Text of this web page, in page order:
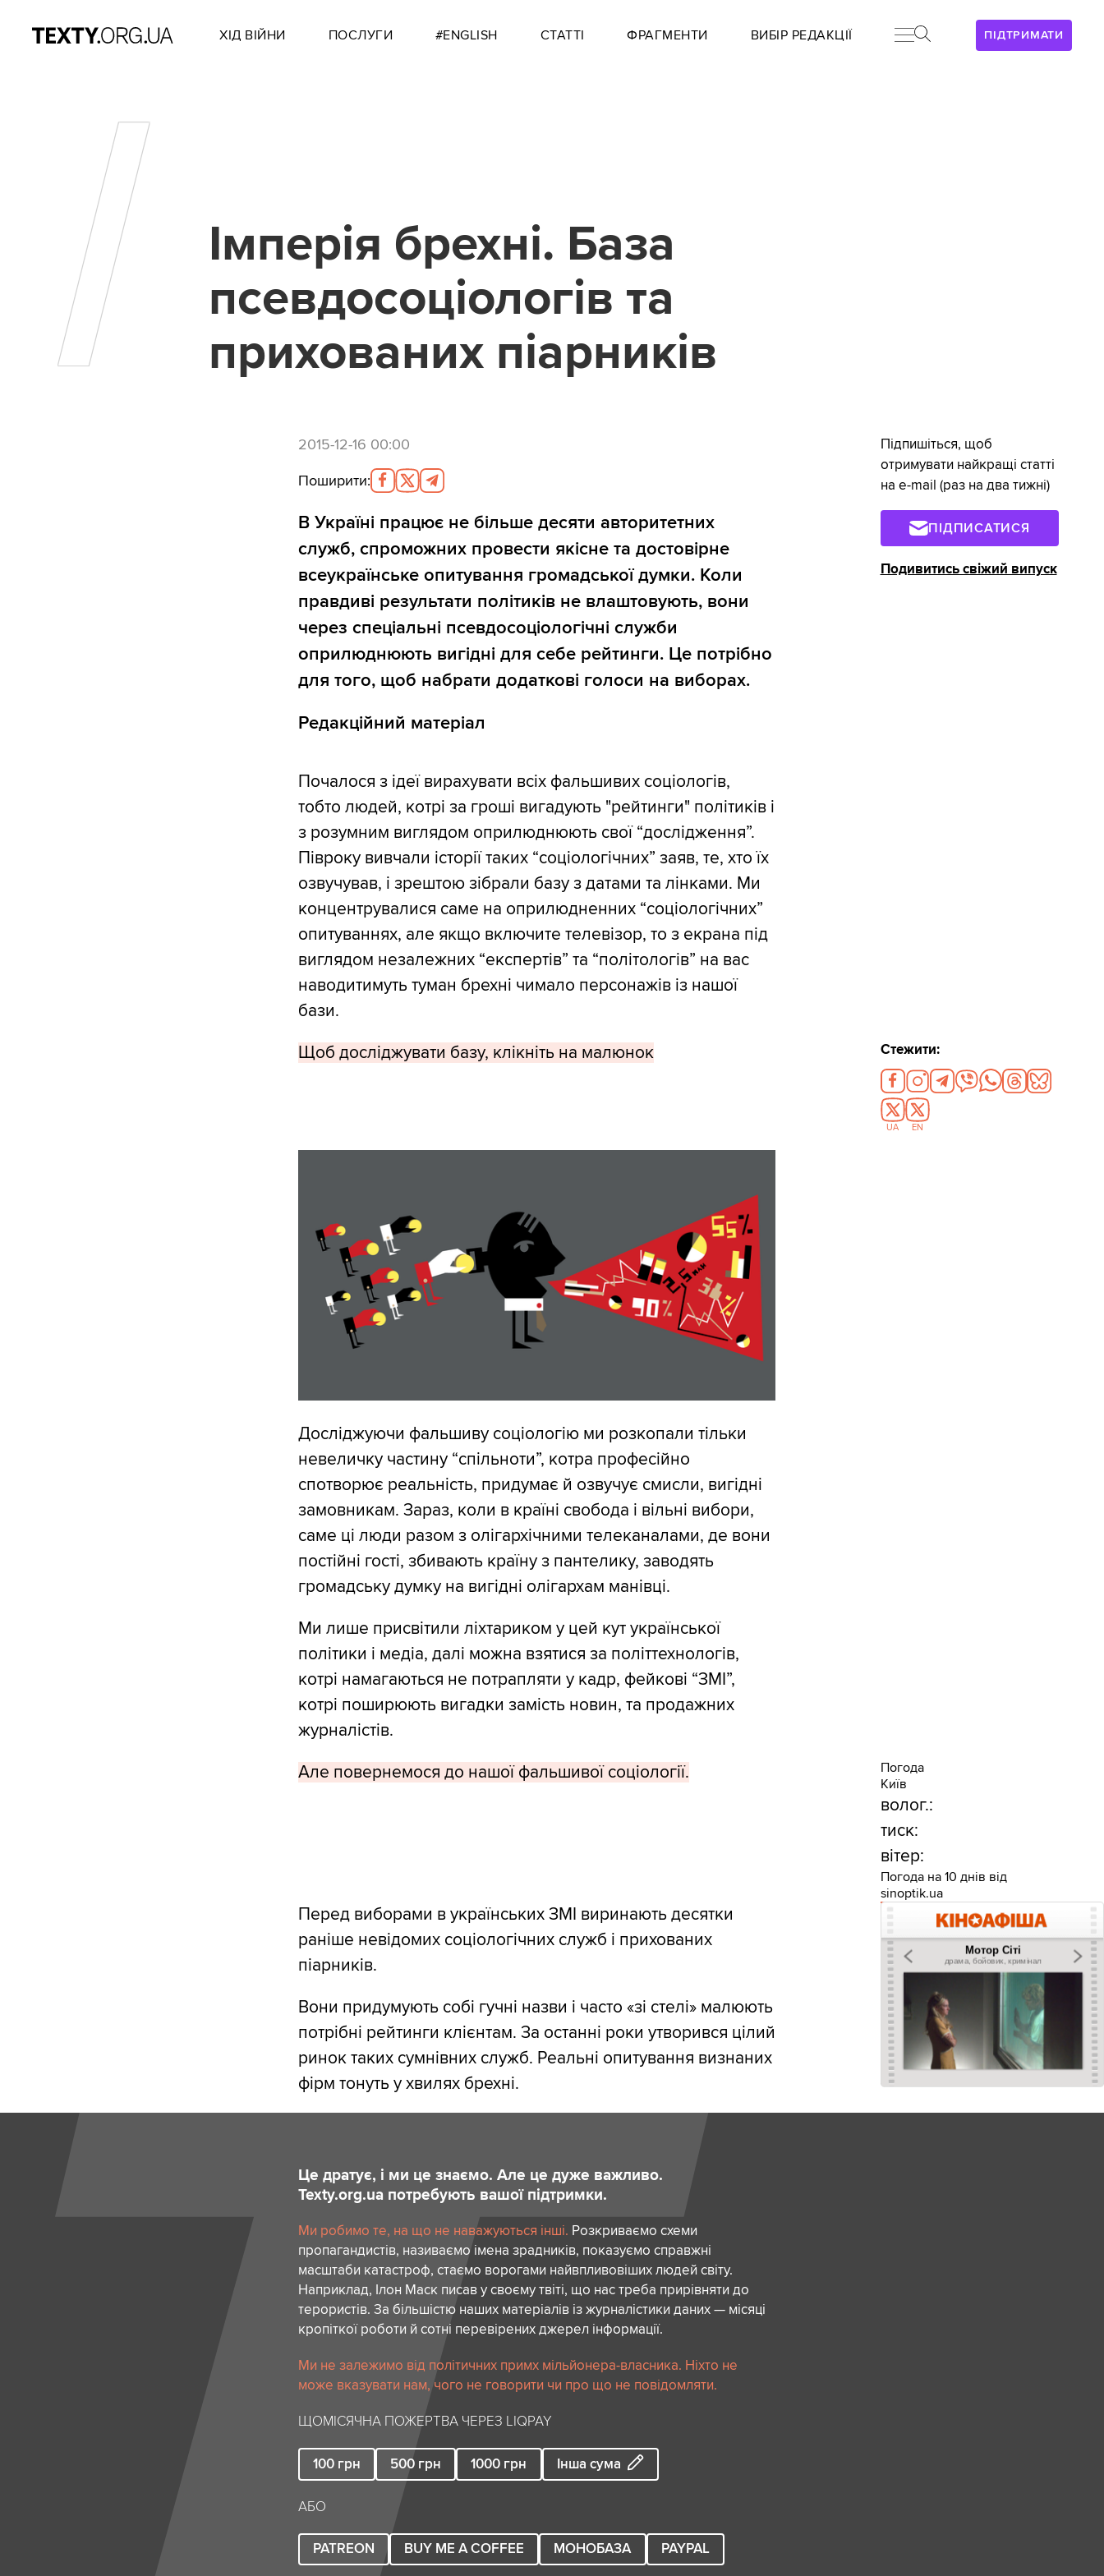
ПІДТРИМАТИ
ХІД ВІЙНИ ПОСЛУГИ #ENGLISH СТАТТІ ФРАГМЕНТИ ВИБІР РЕДАКЦІЇ
І
Імперія брехні. База
псевдосоціологів та
прихованих піарників
2015-12-16 00:00
Поширити:
В Україні працює не більше десяти авторитетних
служб, спроможних провести якісне та достовірне
всеукраїнське опитування громадської думки. Коли
правдиві результати політиків не влаштовують, вони
через спеціальні псевдосоціологічні служби
оприлюднюють вигідні для себе рейтинги. Це потрібно
для того, щоб набрати додаткові голоси на виборах.
Редакційний матеріал
Почалося з ідеї вирахувати всіх фальшивих соціологів,
тобто людей, котрі за гроші вигадують "рейтинги" політиків і
з розумним виглядом оприлюднюють свої “дослідження”.
Півроку вивчали історії таких “соціологічних” заяв, те, хто їх
озвучував, і зрештою зібрали базу з датами та лінками. Ми
концентрувалися саме на оприлюдненних “соціологічних”
опитуваннях, але якщо включите телевізор, то з екрана під
виглядом незалежних “експертів” та “політологів” на вас
наводитимуть туман брехні чимало персонажів із нашої
бази.
Щоб досліджувати базу, клікніть на малюнок
Досліджуючи фальшиву соціологію ми розкопали тільки
невеличку частину “спільноти”, котра професійно
спотворює реальність, придумає й озвучує смисли, вигідні
замовникам. Зараз, коли в країні свобода і вільні вибори,
саме ці люди разом з олігархічними телеканалами, де вони
постійні гості, збивають країну з пантелику, заводять
громадську думку на вигідні олігархам манівці.
Ми лише присвітили ліхтариком у цей кут української
політики і медіа, далі можна взятися за політтехнологів,
котрі намагаються не потрапляти у кадр, фейкові “ЗМІ”,
котрі поширюють вигадки замість новин, та продажних
журналістів.
Але повернемося до нашої фальшивої соціології.
Перед виборами в українських ЗМІ виринають десятки
раніше невідомих соціологічних служб і прихованих
піарників.
Вони придумують собі гучні назви і часто «зі стелі» малюють
потрібні рейтинги клієнтам. За останні роки утворився цілий
ринок таких сумнівних служб. Реальні опитування визнаних
фірм тонуть у хвилях брехні.
Це дратує, і ми це знаємо. Але це дуже важливо.
Texty.org.ua потребують вашої підтримки.
Ми робимо те, на що не наважуються інші. Розкриваємо схеми
пропагандистів, називаємо імена зрадників, показуємо справжні
масштаби катастроф, стаємо ворогами найвпливовіших людей світу.
Наприклад, Ілон Маск писав у своєму твіті, що нас треба прирівняти до
терористів. За більшістю наших матеріалів із журналістики даних — місяці
кропіткої роботи й сотні перевірених джерел інформації.
Ми не залежимо від політичних примх мільйонера-власника. Ніхто не
може вказувати нам, чого не говорити чи про що не повідомляти.
ЩОМІСЯЧНА ПОЖЕРТВА ЧЕРЕЗ LIQPAY
100 грн 500 грн 1000 грн Інша сума
АБО
PATREON BUY ME A COFFEE МОНОБАЗА PAYPAL
Підпишіться, щоб
отримувати найкращі статті
на e-mail (раз на два тижні)
ПІДПИСАТИСЯ
Подивитись свіжий випуск
Стежити:
UA EN
Погода
Київ
волог.:
тиск:
вітер:
Погода на 10 днів від
sinoptik.ua